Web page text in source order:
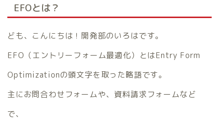
EFOとは？
ども、こんにちは！開発部のいろはです。
EFO（エントリーフォーム最適化）とはEntry Form
Optimizationの頭文字を取った略語です。
主にお問合わせフォームや、資料請求フォームなど
で、